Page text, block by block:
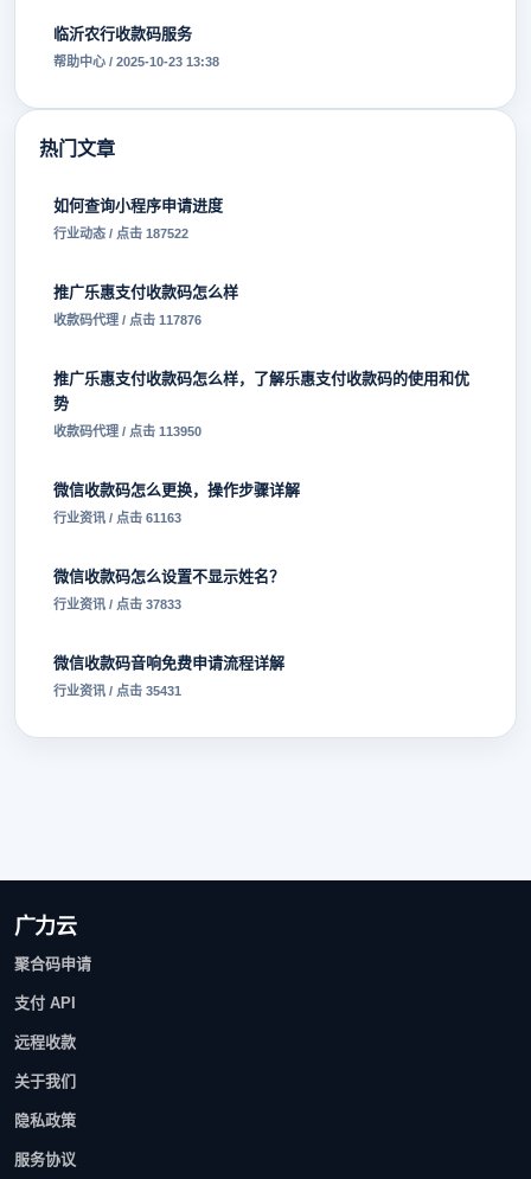
临沂农行收款码服务
帮助中心 / 2025-10-23 13:38
热门文章
如何查询小程序申请进度
行业动态 / 点击 187522
推广乐惠支付收款码怎么样
收款码代理 / 点击 117876
推广乐惠支付收款码怎么样，了解乐惠支付收款码的使用和优
势
收款码代理 / 点击 113950
微信收款码怎么更换，操作步骤详解
行业资讯 / 点击 61163
微信收款码怎么设置不显示姓名？
行业资讯 / 点击 37833
微信收款码音响免费申请流程详解
行业资讯 / 点击 35431
广力云
聚合码申请
支付 API
远程收款
关于我们
隐私政策
服务协议